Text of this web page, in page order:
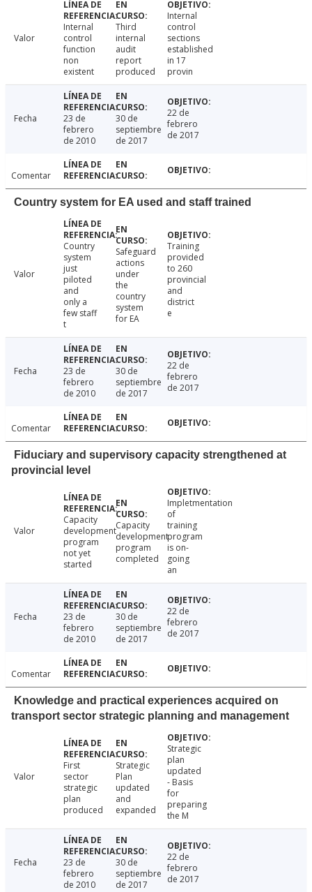
Valor
Internal
control
function
non
existent
Third
internal
audit
report
produced
Internal
control
sections
established
in 17
provin
Fecha
23 de
febrero
de 2010
30 de
septiembre
de 2017
22 de
febrero
de 2017
Comentar
Country system for EA used and staff trained
Valor
Country
system
just
piloted
and
only a
few staff
t
Safeguard
actions
under
the
country
system
for EA
Training
provided
to 260
provincial
and
district
e
Fecha
23 de
febrero
de 2010
30 de
septiembre
de 2017
22 de
febrero
de 2017
Comentar
Fiduciary and supervisory capacity strengthened at
provincial level
Valor
Capacity
development
program
not yet
started
Capacity
development
program
completed
Impletmentation
of
training
program
is on-
going
an
Fecha
23 de
febrero
de 2010
30 de
septiembre
de 2017
22 de
febrero
de 2017
Comentar
Knowledge and practical experiences acquired on
transport sector strategic planning and management
Valor
First
sector
strategic
plan
produced
Strategic
Plan
updated
and
expanded
Strategic
plan
updated
- Basis
for
preparing
the M
Fecha
23 de
febrero
de 2010
30 de
septiembre
de 2017
22 de
febrero
de 2017